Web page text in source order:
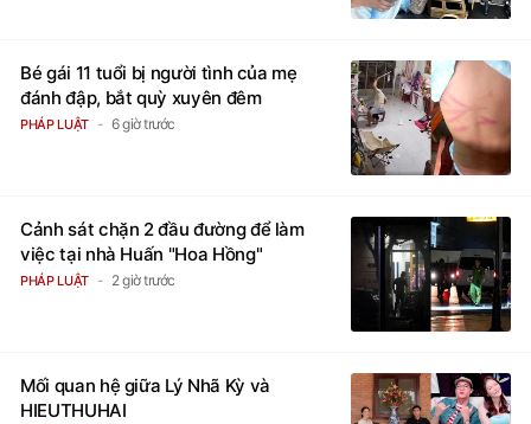
Bé gái 11 tuổi bị người tình của mẹ
đánh đập, bắt quỳ xuyên đêm
PHÁP LUẬT 6 giờ trước
Cảnh sát chặn 2 đầu đường để làm
việc tại nhà Huấn "Hoa Hồng"
PHÁP LUẬT 2 giờ trước
Mối quan hệ giữa Lý Nhã Kỳ và
HIEUTHUHAI